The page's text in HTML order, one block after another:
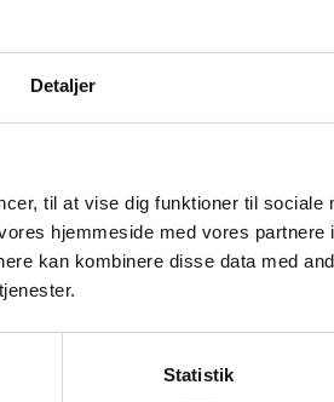
Detaljer
til at vise dig funktioner til sociale
hjemmeside med vores partnere
kan kombinere disse data med
Statistik